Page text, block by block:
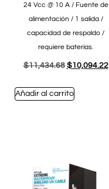
24 Vcc @ 10 A / Fuente de
alimentación / 1 salida /
capacidad de respaldo /
requiere baterías.
$11,434.68 $10,094.22
Añadir al carrito